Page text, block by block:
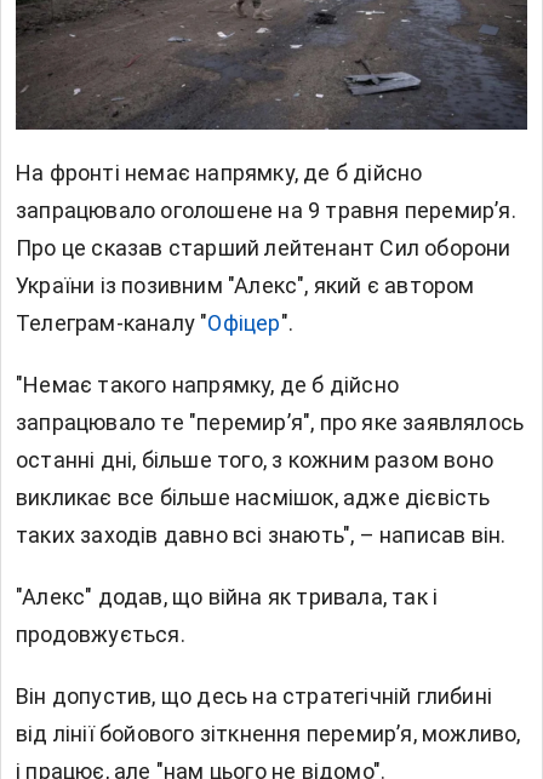
На фронті немає напрямку, де б дійсно
запрацювало оголошене на 9 травня перемирʼя.
Про це сказав старший лейтенант Сил оборони
України із позивним "Алекс", який є автором
Телеграм-каналу "Офіцер".
"Немає такого напрямку, де б дійсно
запрацювало те "перемирʼя", про яке заявлялось
останні дні, більше того, з кожним разом воно
викликає все більше насмішок, адже дієвість
таких заходів давно всі знають", – написав він.
"Алекс" додав, що війна як тривала, так і
продовжується.
Він допустив, що десь на стратегічній глибині
від лінії бойового зіткнення перемирʼя, можливо,
і працює, але "нам цього не відомо".